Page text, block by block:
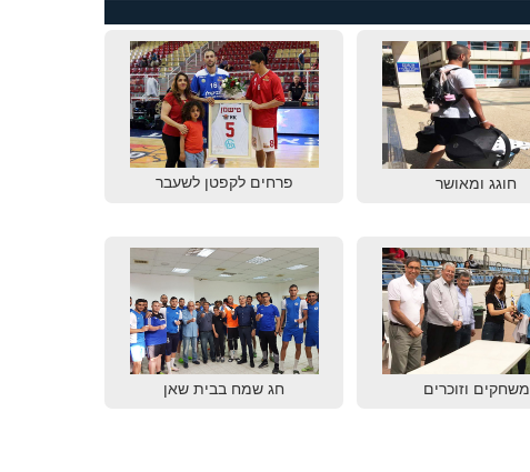
חוגג ומאושר פרחים לקפטן לשעבר
משחקים וזוכרים חג שמח בבית שאן